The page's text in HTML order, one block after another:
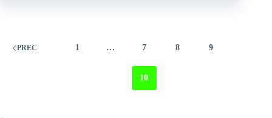
PREC 1 … 7 8 9
10